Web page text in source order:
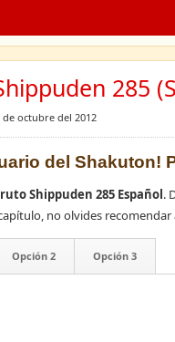
285
de octubre del 2012
del Shakuton!
Shippuden 285 Español.
no olvides
Opción 2 Opción 3